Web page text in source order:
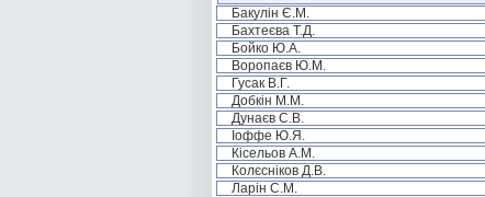
Бакулін Є.М.
Бахтеєва Т.Д.
Бойко Ю.А.
Воропаєв Ю.М.
Гусак В.Г.
Добкін М.М.
Дунаєв С.В.
Іоффе Ю.Я.
Кісельов А.М.
Колєсніков Д.В.
Ларін С.М.